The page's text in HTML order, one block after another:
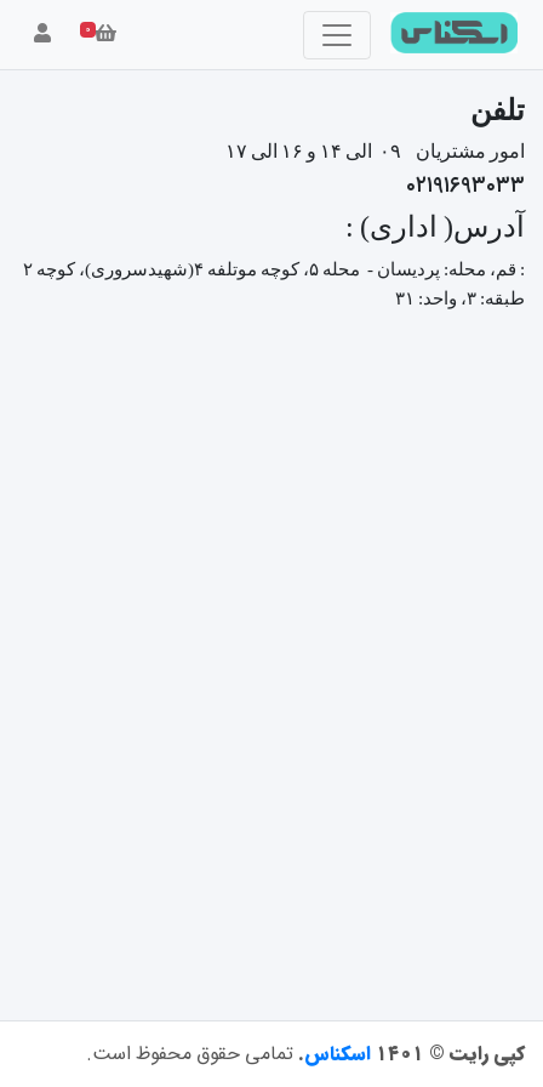
۰
تلفن
امور مشتریان ۰۹ الی ۱۴ و ۱۶ الی ۱۷
۰۲۱۹۱۶۹۳۰۳۳
آدرس( اداری) :
: قم، محله: پردیسان -
محله ۵، کوچه موتلفه ۴(شهیدسروری)، کوچه ۲
طبقه: ۳، واحد: ۳۱
کپی رایت © ۱۴۰۱ اسکناس. تمامی حقوق محفوظ است.